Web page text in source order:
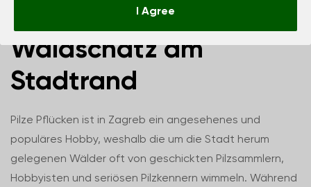
Zagreber Trüffel –
Waldschatz am
Stadtrand
Pilze Pflücken ist in Zagreb ein angesehenes und
populäres Hobby, weshalb die um die Stadt herum
gelegenen Wälder oft von geschickten Pilzsammlern,
Hobbyisten und seriösen Pilzkennern wimmeln. Während
I Agree